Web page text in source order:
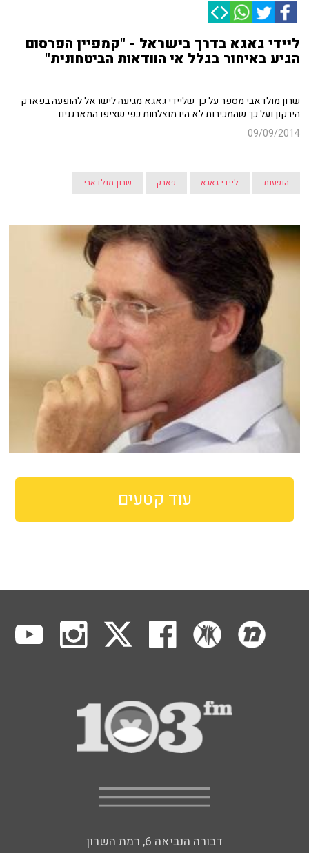
ליידי גאגא בדרך בישראל - "קמפיין הפרסום
הגיע באיחור בגלל אי הוודאות הביטחונית"
שרון מולדאבי מספר על כך שליידי גאגא מגיעה לישראל להופעה בפארק
הירקון ועל כך שהמכירות לא היו מוצלחות כפי שציפו המארגנים
09/09/2014
הופעות ליידי גאגא פארק שרון מולדאבי
עוד קטעים
דבורה הנביאה 6, רמת השרון